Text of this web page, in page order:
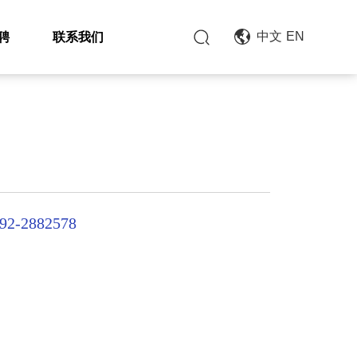
联系我们 中文 EN
2882578